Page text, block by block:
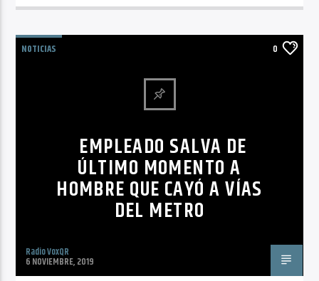
NOTICIAS 0
EMPLEADO SALVA DE
ÚLTIMO MOMENTO A
HOMBRE QUE CAYÓ A VÍAS
DEL METRO
Radio VoxQR
6 NOVIEMBRE, 2019